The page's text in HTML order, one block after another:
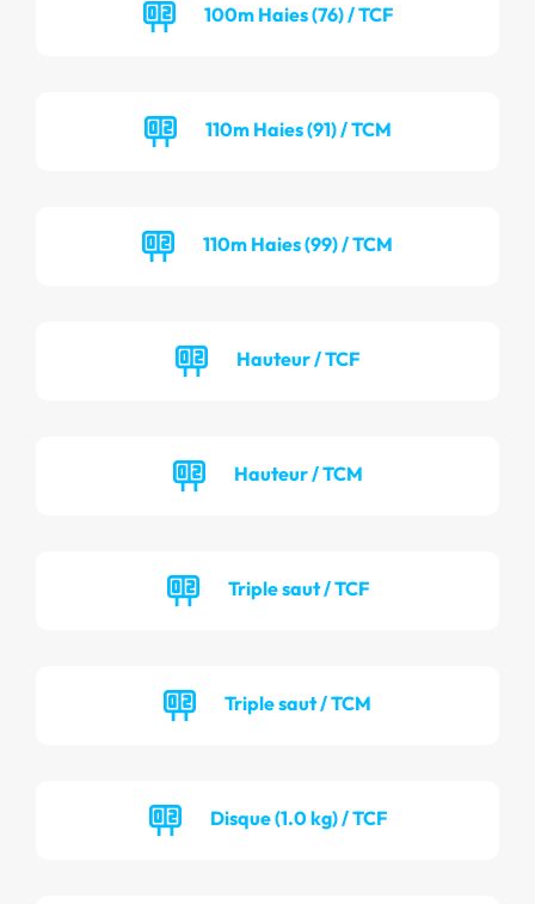
100m Haies (76) / TCF
110m Haies (91) / TCM
110m Haies (99) / TCM
Hauteur / TCF
Hauteur / TCM
Triple saut / TCF
Triple saut / TCM
Disque (1.0 kg) / TCF